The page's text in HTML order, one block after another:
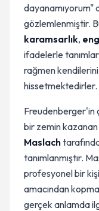
dayanamıyorum"
gözlemlenmiştir.
karamsarlık,
ifadelerle
rağmen kendilerini
hissetmektedirler.
Freudenberger'in
bir zemin
Maslach
tanımlanmıştır.
profesyonel bir
amacından
gerçek anlamda